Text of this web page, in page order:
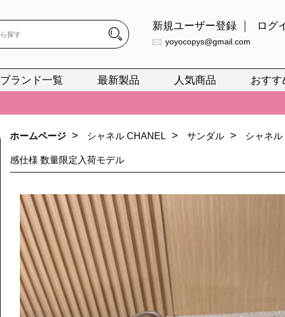
新規ユーザー登録 ログ
yoyocopys@gmail.com
ブランド一覧 最新製品 人気商品 おすす
📢 当店は正真正銘のn級スーパーコピーのみ取扱い。最高品質の再現
📢 2026春の新作続々更新中！期間中のご注文でお得な割引
📢 新作入荷！ルイ・ヴィトンスーパーコピー バッグ最新モデルが登場
📢 当店は正真正銘のn級スーパーコピーのみ取扱い。最高品質の再現度
📢 新作入荷！ルイ・ヴィトンスーパーコピー バッグ最新モデルが登場
ホームページ > シャネル CHANEL > サンダル > シャネ
感仕様 数量限定入荷モデル